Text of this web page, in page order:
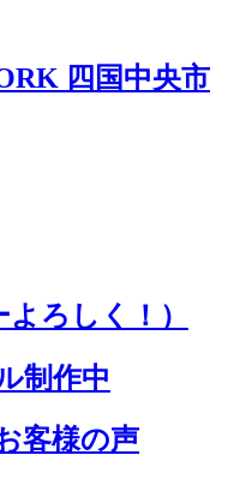
よろしく！）
制作中
客様の声